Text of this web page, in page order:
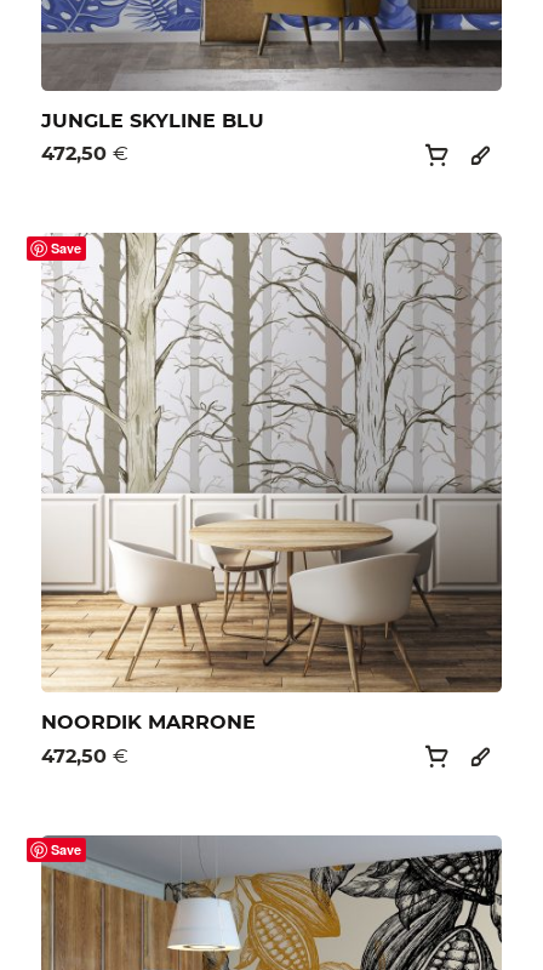
JUNGLE SKYLINE BLU
472,50€
Save
NOORDIK MARRONE
472,50€
Save